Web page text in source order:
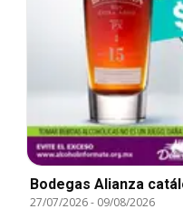
Bodegas Alianza
27/07/2026- 09/08/2026